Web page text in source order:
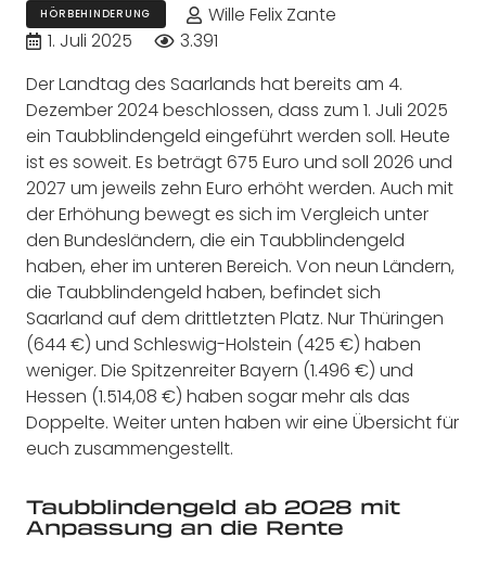
HÖRBEHINDERUNG
Wille Felix Zante
1. Juli 2025
3.391
Der Landtag des Saarlands hat bereits am 4.
Dezember 2024 beschlossen, dass zum 1. Juli 2025
ein Taubblindengeld eingeführt werden soll. Heute
ist es soweit. Es beträgt 675 Euro und soll 2026 und
2027 um jeweils zehn Euro erhöht werden. Auch mit
der Erhöhung bewegt es sich im Vergleich unter
den Bundesländern, die ein Taubblindengeld
haben, eher im unteren Bereich. Von neun Ländern,
die Taubblindengeld haben, befindet sich
Saarland auf dem drittletzten Platz. Nur Thüringen
(644 €) und Schleswig-Holstein (425 €) haben
weniger. Die Spitzenreiter Bayern (1.496 €) und
Hessen (1.514,08 €) haben sogar mehr als das
Doppelte. Weiter unten haben wir eine Übersicht für
euch zusammengestellt.
Taubblindengeld ab 2028 mit
Anpassung an die Rente